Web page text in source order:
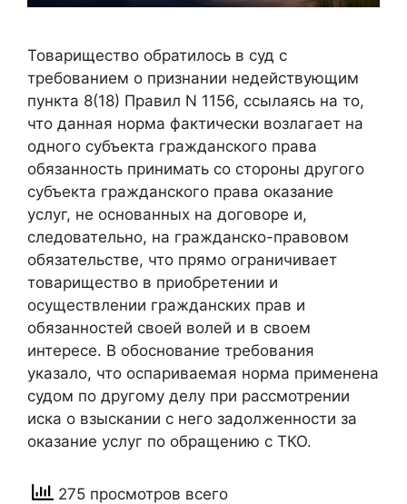
Товарищество обратилось в суд с
требованием о признании недействующим
пункта 8(18) Правил N 1156, ссылаясь на то,
что данная норма фактически возлагает на
одного субъекта гражданского права
обязанность принимать со стороны другого
субъекта гражданского права оказание
услуг, не основанных на договоре и,
следовательно, на гражданско-правовом
обязательстве, что прямо ограничивает
товарищество в приобретении и
осуществлении гражданских прав и
обязанностей своей волей и в своем
интересе. В обоснование требования
указало, что оспариваемая норма применена
судом по другому делу при рассмотрении
иска о взыскании с него задолженности за
оказание услуг по обращению с ТКО.
275 просмотров всего